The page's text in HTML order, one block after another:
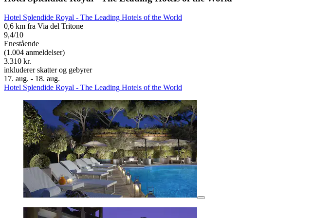
Hotel Splendide Royal - The Leading Hotels of the World
0,6 km fra Via del Tritone
9,4/10
Enestående
(1.004 anmeldelser)
3.310 kr.
inkluderer skatter og gebyrer
17. aug. - 18. aug.
Hotel Splendide Royal - The Leading Hotels of the World